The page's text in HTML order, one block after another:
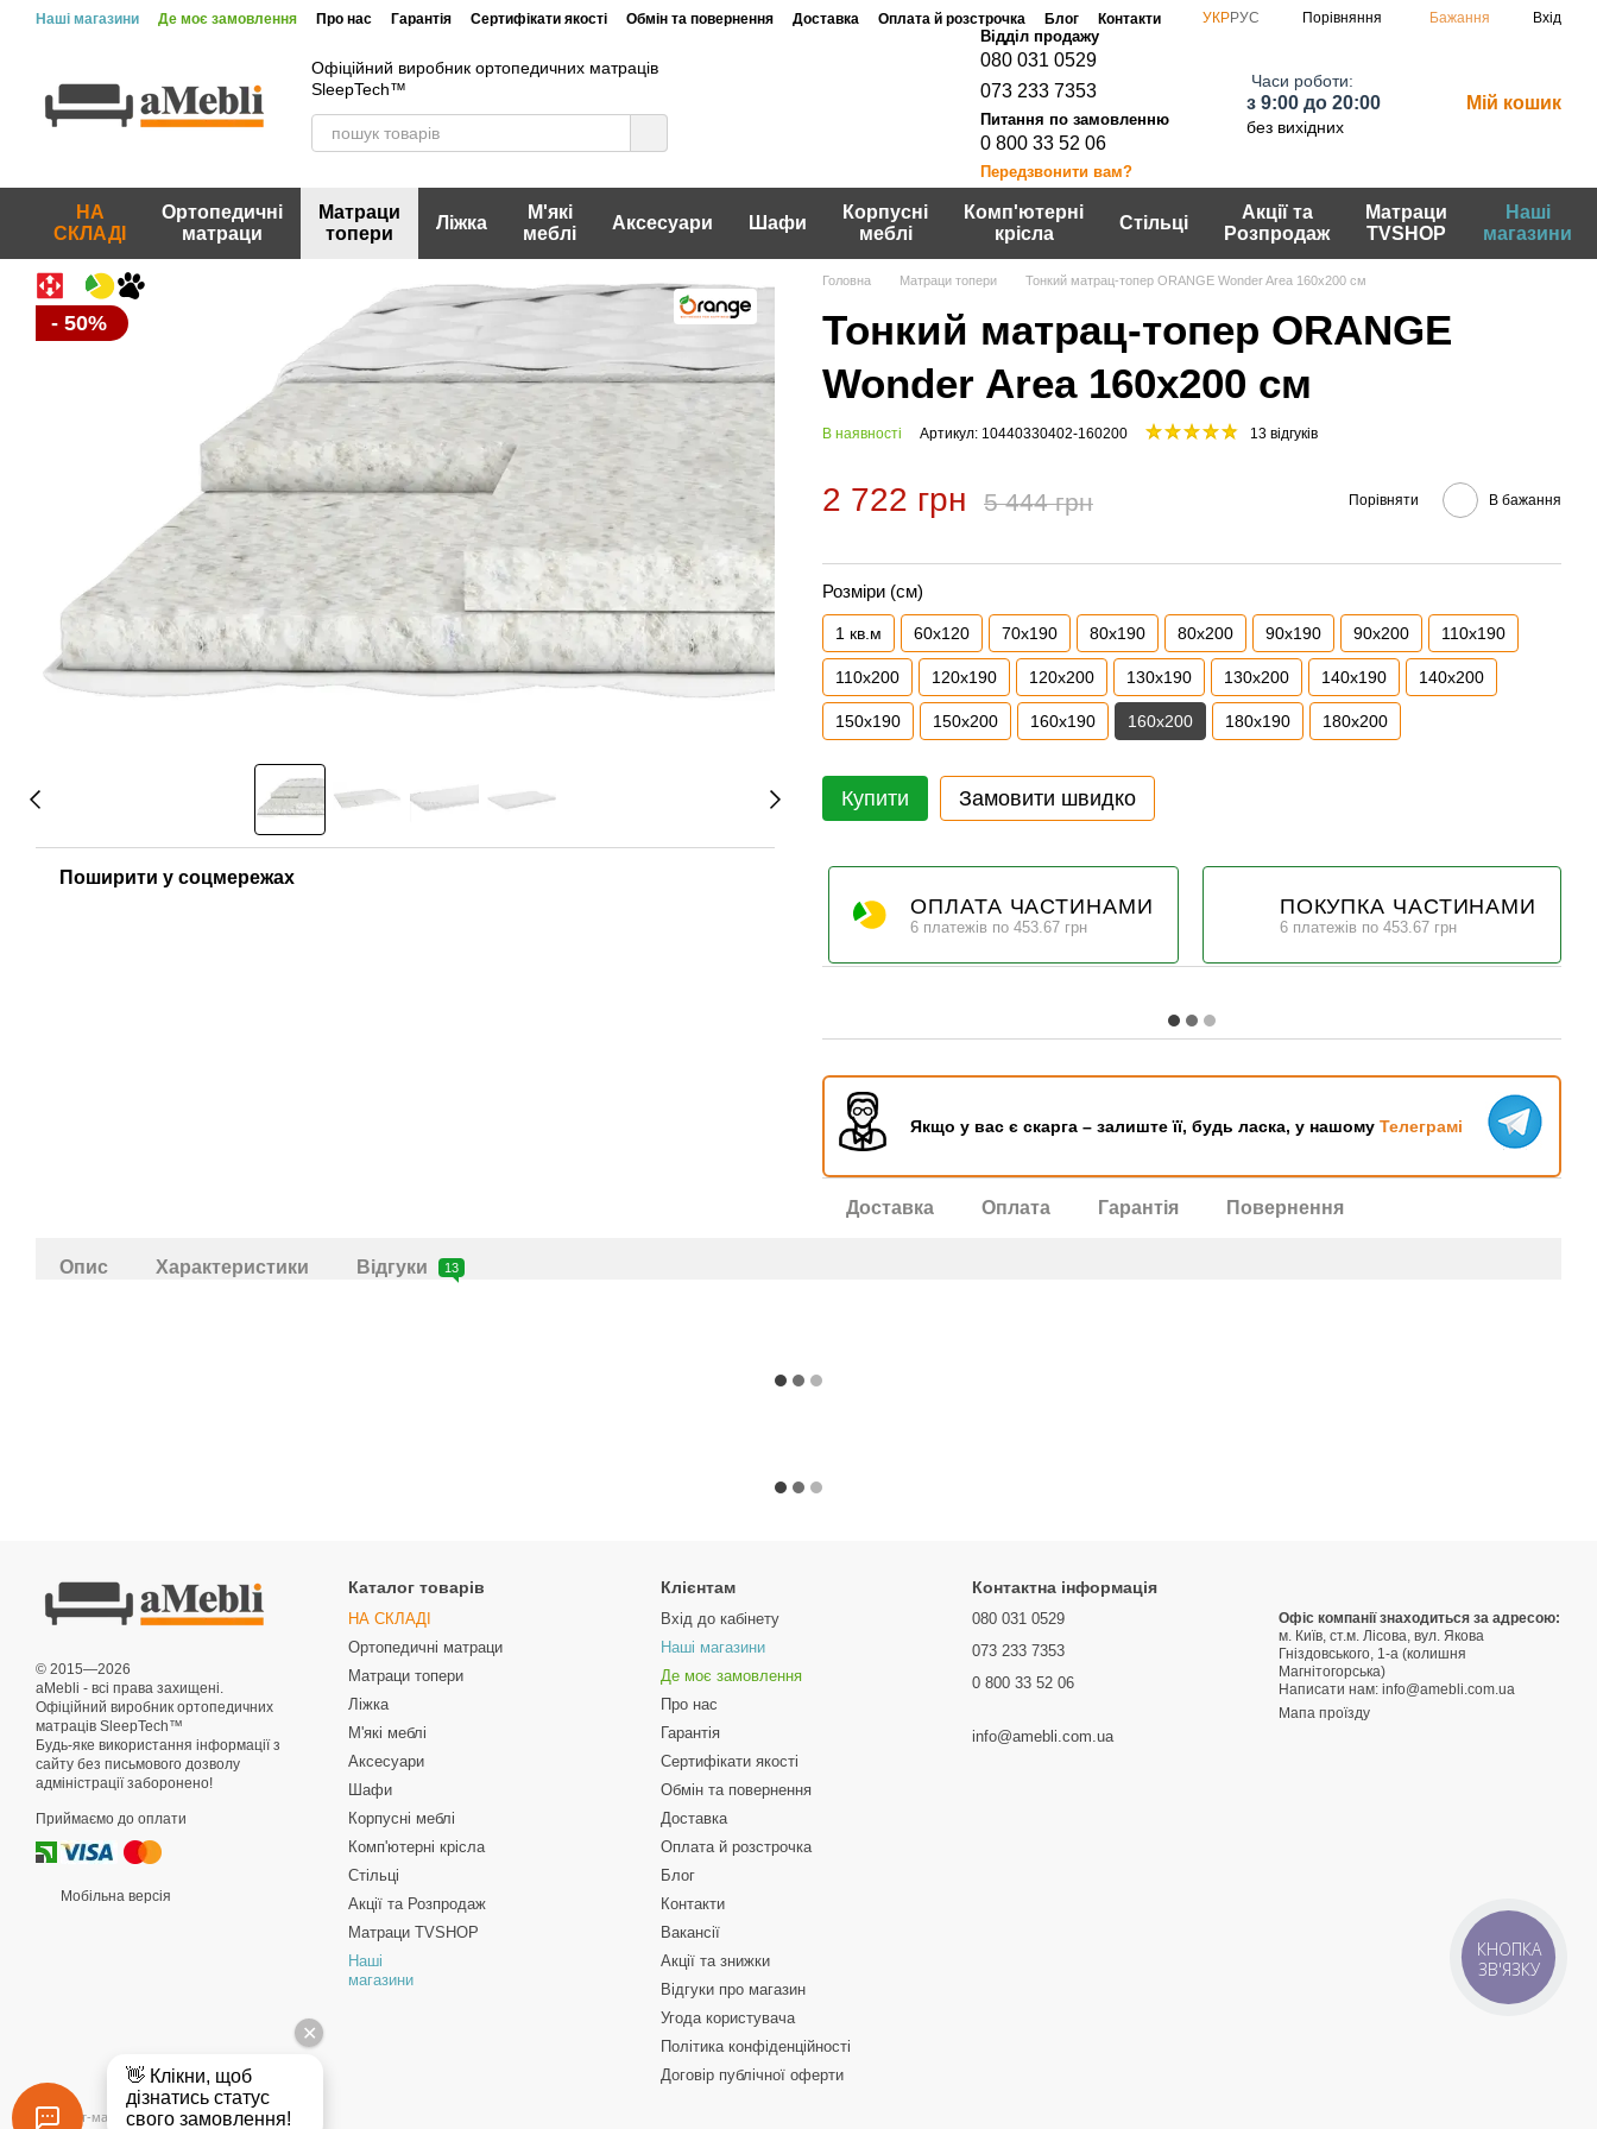
Перейти до основного контенту
Наші магазини Де моє замовлення Про нас Гарантія Сертифікати якості Обмін та повернення Доставка Оплата й розстрочка Блог
Контакти
УКРРУС Порівняння Бажання Вхід
Офіційний виробник ортопедичних матраців
SleepTech™
080 031 0529
073 233 7353
0 800 33 52 06
Передзвонити вам?
Часи роботи:
з 9:00 до 20:00
без вихідних
Мій кошик
НА
СКЛАДІ
Ортопедичні
матраци
Матраци
топери
Ліжка
М'які
меблі
Аксесуари Шафи
Корпусні
меблі
Комп'ютерні
крісла
Стільці
Акції та
Розпродаж
Матраци
TVSHOP
Наші
магазини
- 50%
Поширити у соцмережах
Головна Матраци топери Тонкий матрац-топер ORANGE Wonder Area 160x200 см
Тонкий матрац-топер ORANGE
Wonder Area 160x200 см
В наявності Артикул: 10440330402-160200 13 відгуків
2 722 грн 5 444 грн Порівняти В бажання
Розміри (см)
1 кв.м 60х120 70x190 80x190 80x200 90x190 90x200 110x190
110x200 120x190 120x200 130x190 130x200 140x190 140x200
150x190 150x200 160x190 160x200 180x190 180x200
Купити Замовити швидко
ОПЛАТА ЧАСТИНАМИ
6 платежів по 453.67 грн
ПОКУПКА ЧАСТИНАМИ
6 платежів по 453.67 грн
Якщо у вас є скарга – залиште її, будь ласка, у нашому Телеграмі
Доставка Оплата Гарантія Повернення
Опис Характеристики Відгуки 13
© 2015—2026
aMebli - всі права захищені.
Офіційний виробник ортопедичних
матраців SleepTech™
Будь-яке використання інформації з
сайту без письмового дозволу
адміністрації заборонено!
Приймаємо до оплати
Мобільна версія
Інтернет-магазин створений з Хорошоп
Каталог товарів
НА СКЛАДІ
Ортопедичні матраци
Матраци топери
Ліжка
М'які меблі
Аксесуари
Шафи
Корпусні меблі
Комп'ютерні крісла
Стільці
Акції та Розпродаж
Матраци TVSHOP
Наші
магазини
Клієнтам
Вхід до кабінету
Наші магазини
Де моє замовлення
Про нас
Гарантія
Сертифікати якості
Обмін та повернення
Доставка
Оплата й розстрочка
Блог
Контакти
Вакансії
Акції та знижки
Відгуки про магазин
Угода користувача
Політика конфіденційності
Договір публічної оферти
Контактна інформація
080 031 0529
073 233 7353
0 800 33 52 06
info@amebli.com.ua
Офіс компанії знаходиться за адресою:
м. Київ, ст.м. Лісова, вул. Якова
Гніздовського, 1-а (колишня
Магнітогорська)
Написати нам:info@amebli.com.ua
Мапа проїзду
КНОПКА
ЗВ'ЯЗКУ